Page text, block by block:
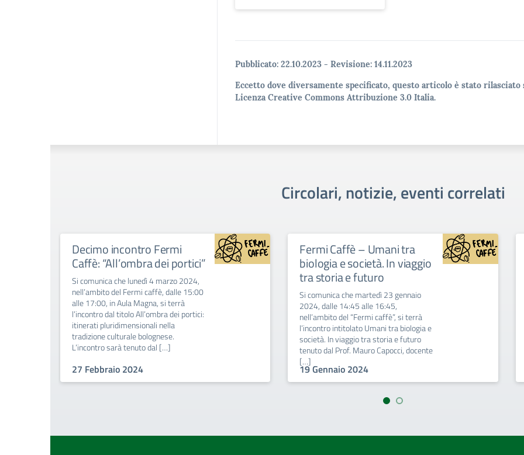
Pubblicato: 22.10.2023 - Revisione: 14.11.2023
Eccetto dove diversamente specificato, questo articolo è stato rilasciato
Licenza Creative Commons Attribuzione 3.0 Italia.
Circolari, notizie, eventi correlati
Decimo incontro Fermi
Caffè: “All’ombra dei portici”
Si comunica che lunedì 4 marzo 2024,
nell’ambito del Fermi caffè, dalle 15:00
alle 17:00, in Aula Magna, si terrà
l’incontro dal titolo All’ombra dei portici:
itinerati pluridimensionali nella
tradizione culturale bolognese.
L’incontro sarà tenuto dal […]
27 Febbraio 2024
Fermi Caffè – Umani tra
biologia e società. In viaggio
tra storia e futuro
Si comunica che martedì 23 gennaio
2024, dalle 14:45 alle 16:45,
nell’ambito del “Fermi caffè”, si terrà
l’incontro intitolato Umani tra biologia e
società. In viaggio tra storia e futuro
tenuto dal Prof. Mauro Capocci, docente
[…]
19 Gennaio 2024